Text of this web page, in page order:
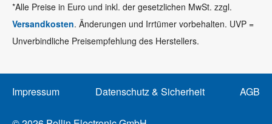
*Alle Preise in Euro und inkl. der gesetzlichen MwSt. zzgl.
Versandkosten. Änderungen und Irrtümer vorbehalten. UVP =
Unverbindliche Preisempfehlung des Herstellers.
Impressum Datenschutz & Sicherheit AGB